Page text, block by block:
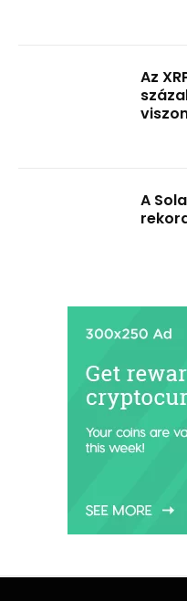
Az
A